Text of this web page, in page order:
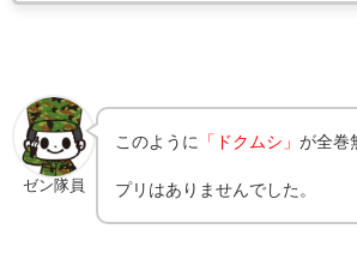
ゼン隊員
このように 「ドクムシ」が全巻
プリはありませんでした。